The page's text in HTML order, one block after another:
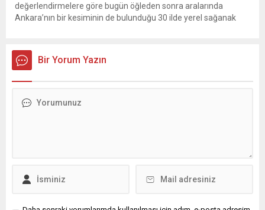
değerlendirmelere göre bugün öğleden sonra aralarında
Ankara’nın bir kesiminin de bulunduğu 30 ilde yerel sağanak
üzerine çıkarak yaz değerlerine ulaşacak. Ayrıca...
Bir Yorum Yazın